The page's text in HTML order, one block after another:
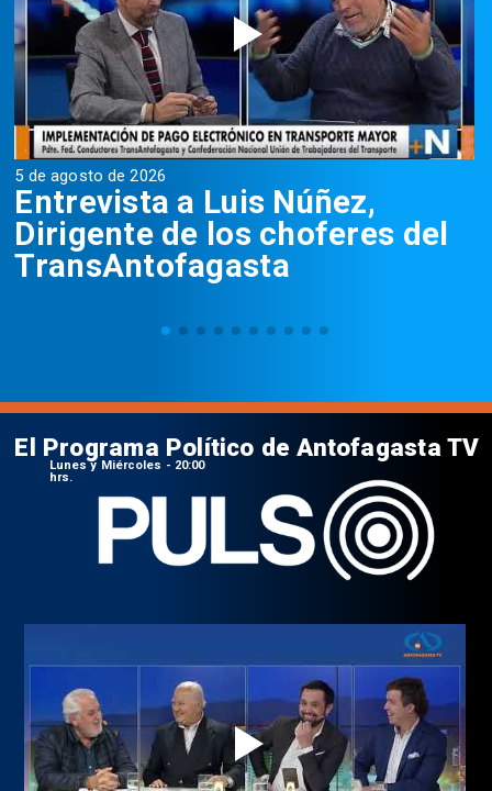
5 de agosto de 2026
Entrevista a Luis Núñez,
Dirigente de los choferes del
TransAntofagasta
El Programa Político de Antofagasta TV
Lunes y Miércoles - 20:00
hrs.